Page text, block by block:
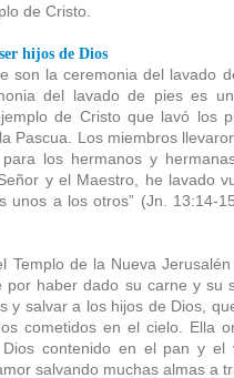
de Cristo.
hijos de Dios
son la ceremonia del lavado
del lavado de pies es
de Cristo que lavó los
Pascua. Los miembros
los hermanos y
y el Maestro, he lavado
unos a los otros” (Jn. 13:14-
Templo de la Nueva
por haber dado su carne y su
y salvar a los hijos de Dios,
cometidos en el cielo. Ella
contenido en el pan y el
salvando muchas almas a